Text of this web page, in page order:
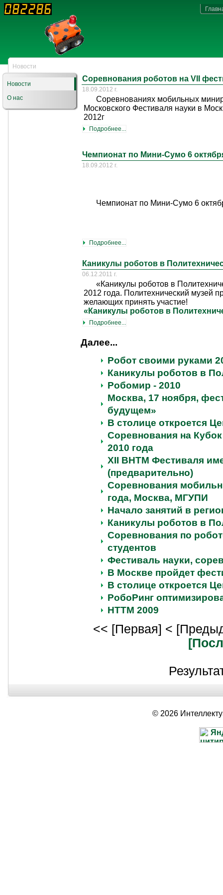
Новости
Новости
О нас
Соревнования роботов на VII
18.09.2012 г.
Cоревнованиях мобильных
Московского Фестиваля науки в
2012г
Подробнее...
Чемпионат по Мини-Сумо 6
18.09.2012 г.
Чемпионат по Мини-Сумо 6
Подробнее...
Каникулы роботов в
06.12.2011 г.
«Каникулы роботов в
2012 года. Политехнический музей
желающих принять участие!
«Каникулы роботов в
Подробнее...
Далее...
Робот своими руками
Каникулы роботов в
Робомир - 2010
Москва, 17 ноября,
будущем»
В столице откроется
Соревнования на
2010 года
XII ВНТМ Фестиваля
(предварительно)
Соревнования
года, Москва, МГУПИ
Начало занятий в
Каникулы роботов в
Соревнования по
студентов
Фестиваль науки,
В Москве пройдет
В столице откроется
РобоРинг
НТТМ 2009
<< [Первая] <
© 2026